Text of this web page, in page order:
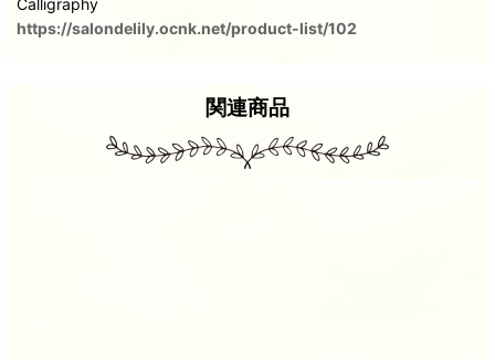
Calligraphy
https://salondelily.ocnk.net/product-list/102
関連商品